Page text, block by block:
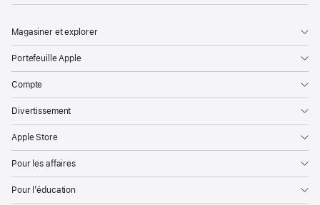
Magasiner et explorer
Portefeuille Apple
Compte
Divertissement
Apple Store
Pour les affaires
Pour l’éducation